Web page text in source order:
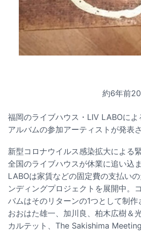
約6年前
福岡のライブハウス・LIV LABOに
アルバムの参加アーティストが発表さ
新型コロナウイルス感染拡大による
全国のライブハウスが休業に追い込
LABOは家賃などの固定費の支払い
ンディングプロジェクトを展開中。
バムはそのリターンの1つとして制作
おおはた雄一、加川良、柏木広樹＆
カルテット、The Sakishima